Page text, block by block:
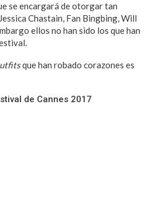
se encargará de otorgar tan
Chastain, Fan Bingbing, Will
ellos no han sido los que han
que han robado corazones es
de Cannes 2017